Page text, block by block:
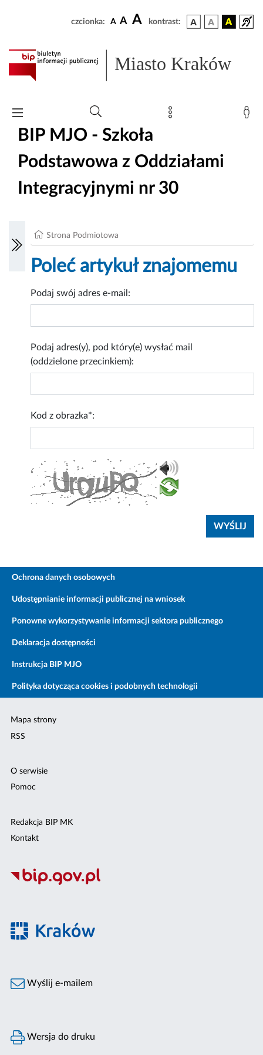
czcionka: A A A kontrast:
Miasto Kraków
BIP MJO - Szkoła
Podstawowa z Oddziałami
Integracyjnymi nr 30
Strona Podmiotowa
Poleć artykuł znajomemu
Podaj swój adres e-mail:
Podaj adres(y), pod który(e) wysłać mail
(oddzielone przecinkiem):
Kod z obrazka*:
Ochrona danych osobowych
Udostępnianie informacji publicznej na wniosek
Ponowne wykorzystywanie informacji sektora publicznego
Deklaracja dostępności
Instrukcja BIP MJO
Polityka dotycząca cookies i podobnych technologii
Mapa strony
RSS
O serwisie
Pomoc
Redakcja BIP MK
Kontakt
Wyślij e-mailem
Wersja do druku